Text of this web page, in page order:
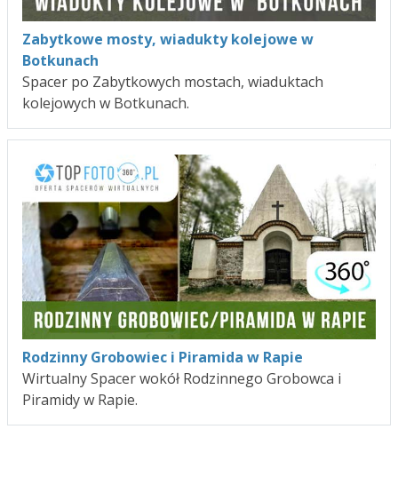
Zabytkowe mosty, wiadukty kolejowe w
Botkunach
Spacer po Zabytkowych mostach, wiaduktach
kolejowych w Botkunach.
Rodzinny Grobowiec i Piramida w Rapie
Wirtualny Spacer wokół Rodzinnego Grobowca i
Piramidy w Rapie.